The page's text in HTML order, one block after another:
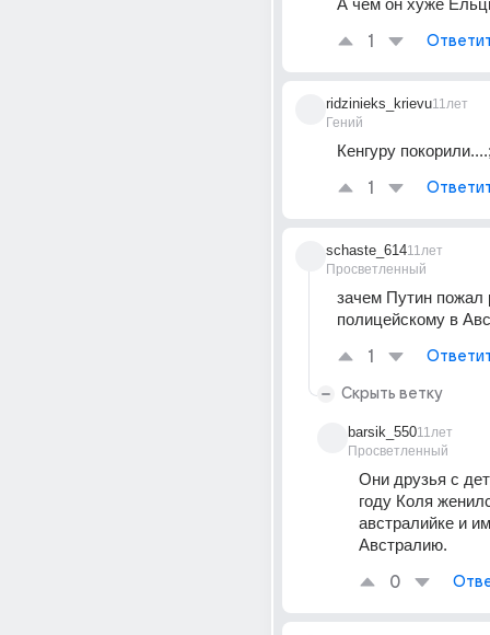
А чем он хуже
1
ridzinieks_krievu
Гений
11лет
Кенгуру
1
schaste_614
Просветленный
11лет
зачем Путин пожал
полицейскому в
1
Скрыть ветку
barsik_550
Просветленный
11лет
Они друзья с
году Коля
австралийке и
Австралию.
0